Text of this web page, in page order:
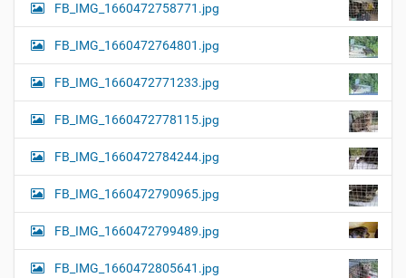
FB_IMG_1660472758771.jpg
FB_IMG_1660472764801.jpg
FB_IMG_1660472771233.jpg
FB_IMG_1660472778115.jpg
FB_IMG_1660472784244.jpg
FB_IMG_1660472790965.jpg
FB_IMG_1660472799489.jpg
FB_IMG_1660472805641.jpg